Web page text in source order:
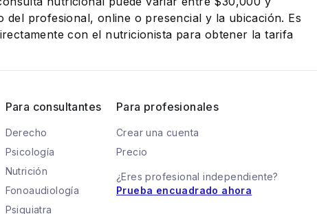
del profesional, online o presencial y la ubicación. Es
con el nutricionista para obtener la tarifa
Para consultantes
Derecho
Psicología
Nutrición
Fonoaudiología
Psiquiatra
Para profesionales
Crear una cuenta
Precio
¿Eres profesional independiente?
Prueba encuadrado ahora